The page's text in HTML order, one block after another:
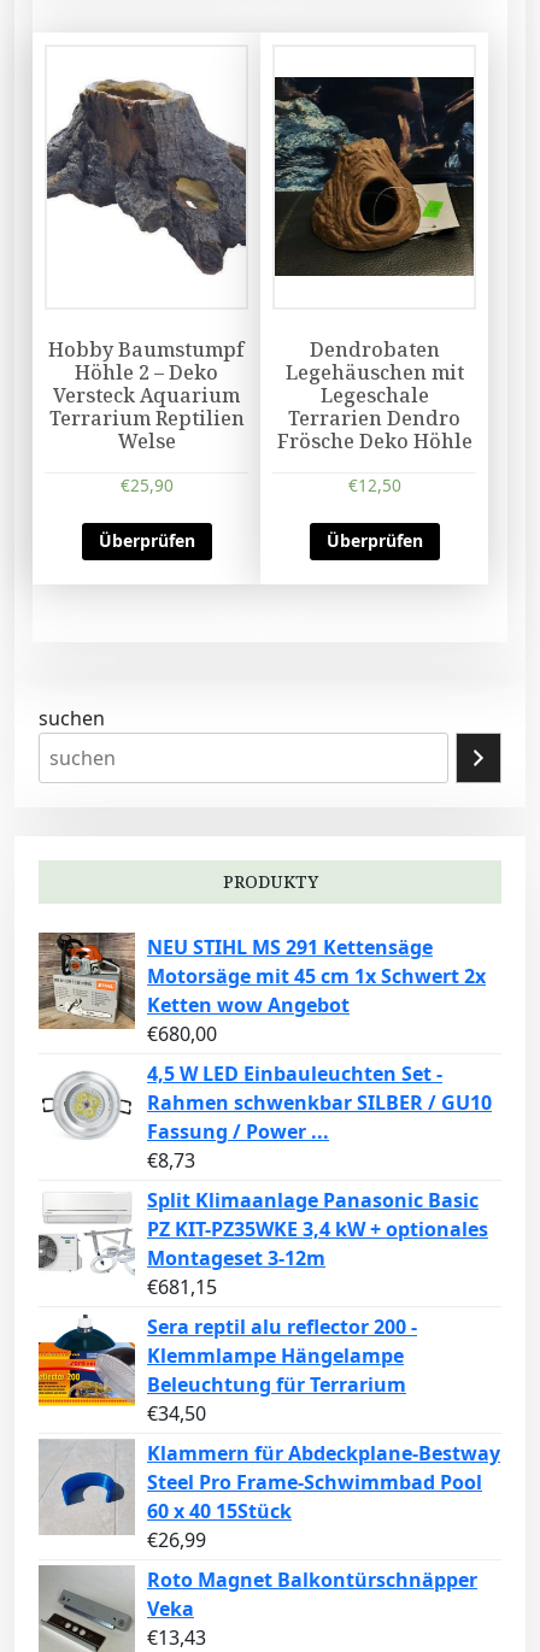
Hobby Baumstumpf
Höhle 2 – Deko
Versteck Aquarium
Terrarium Reptilien
Welse
€25,90
Überprüfen
Dendrobaten
Legehäuschen mit
Legeschale
Terrarien Dendro
Frösche Deko Höhle
€12,50
Überprüfen
suchen
PRODUKTY
NEU STIHL MS 291 Kettensäge
Motorsäge mit 45 cm 1x Schwert 2x
Ketten wow Angebot
€680,00
4,5 W LED Einbauleuchten Set -
Rahmen schwenkbar SILBER / GU10
Fassung / Power ...
€8,73
Split Klimaanlage Panasonic Basic
PZ KIT-PZ35WKE 3,4 kW + optionales
Montageset 3-12m
€681,15
Sera reptil alu reflector 200 -
Klemmlampe Hängelampe
Beleuchtung für Terrarium
€34,50
Klammern für Abdeckplane-Bestway
Steel Pro Frame-Schwimmbad Pool
60 x 40 15Stück
€26,99
Roto Magnet Balkontürschnäpper
Veka
€13,43